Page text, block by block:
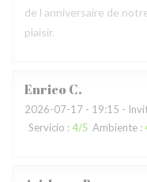
de l anniversaire de
plaisir.
Enrico C
2026-07-17 - 19:15 -
Servicio : 4/5 Ambiente :